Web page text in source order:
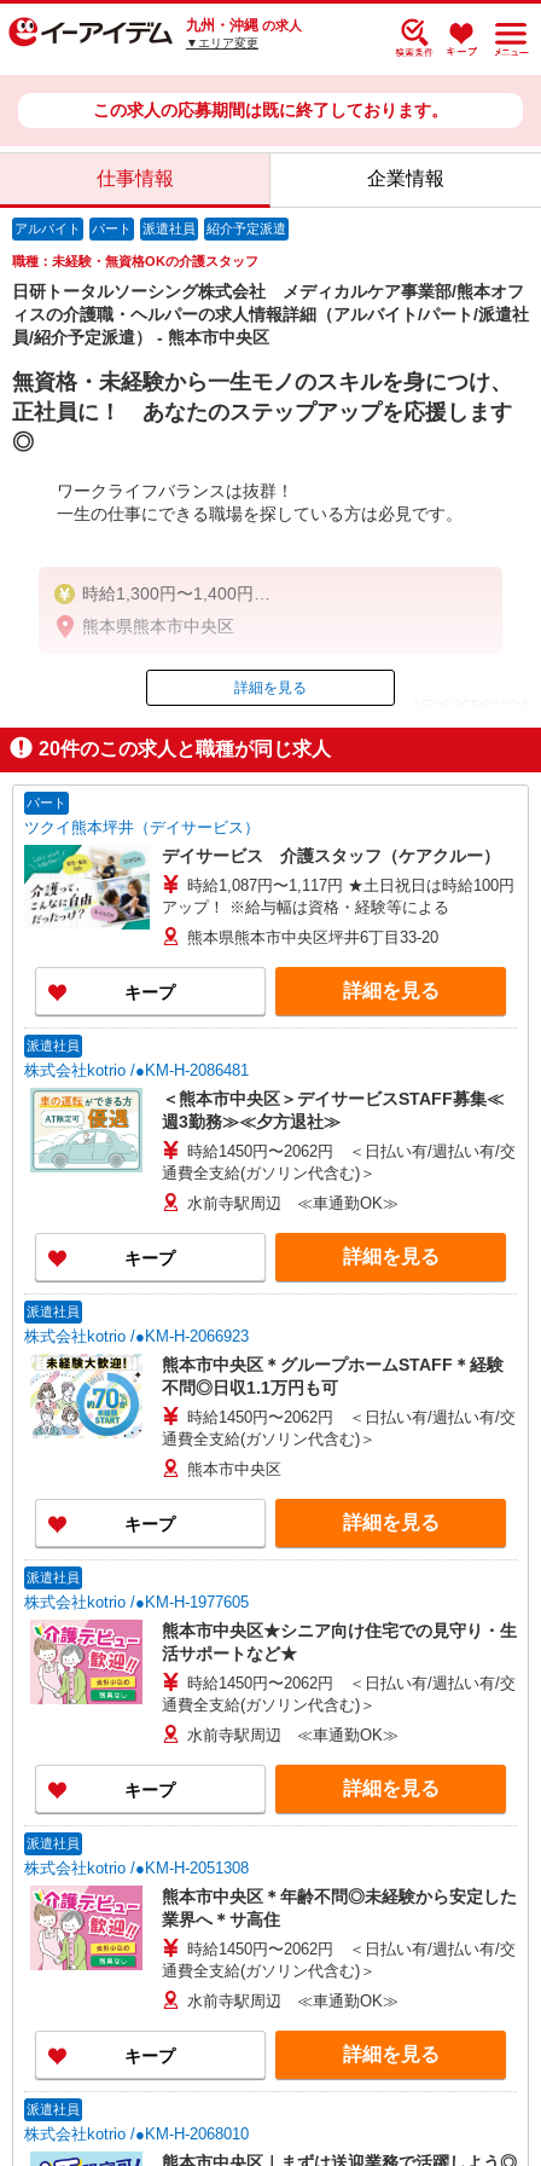
九州・沖縄 の求人
▼エリア変更
この求人の応募期間は既に終了しております。
仕事情報 企業情報
アルバイト パート 派遣社員 紹介予定派遣
職種：未経験・無資格OKの介護スタッフ
日研トータルソーシング株式会社 メディカルケア事業部/熊本オフ
ィスの介護職・ヘルパーの求人情報詳細（アルバイト/パート/派遣社
員/紹介予定派遣） - 熊本市中央区
無資格・未経験から一生モノのスキルを身につけ、
正社員に！ あなたのステップアップを応援します
◎
ワークライフバランスは抜群！
一生の仕事にできる職場を探している方は必見です。
時給1,300円〜1,400円
★週払いOK（規定あり）
熊本県熊本市中央区
ID：AE0526569224
掲載期間終了
詳細を見る
20件のこの求人と職種が同じ求人
パート
ツクイ熊本坪井（デイサービス）
デイサービス 介護スタッフ（ケアクルー）
時給1,087円〜1,117円 ★土日祝日は時給100円
アップ！ ※給与幅は資格・経験等による
熊本県熊本市中央区坪井6丁目33-20
キープ 詳細を見る
派遣社員
株式会社kotrio /●KM-H-2086481
＜熊本市中央区＞デイサービスSTAFF募集≪
週3勤務≫≪夕方退社≫
時給1450円〜2062円 ＜日払い有/週払い有/交
通費全支給(ガソリン代含む)＞
水前寺駅周辺 ≪車通勤OK≫
キープ 詳細を見る
派遣社員
株式会社kotrio /●KM-H-2066923
熊本市中央区＊グループホームSTAFF＊経験
不問◎日収1.1万円も可
時給1450円〜2062円 ＜日払い有/週払い有/交
通費全支給(ガソリン代含む)＞
熊本市中央区
キープ 詳細を見る
派遣社員
株式会社kotrio /●KM-H-1977605
熊本市中央区★シニア向け住宅での見守り・生
活サポートなど★
時給1450円〜2062円 ＜日払い有/週払い有/交
通費全支給(ガソリン代含む)＞
水前寺駅周辺 ≪車通勤OK≫
キープ 詳細を見る
派遣社員
株式会社kotrio /●KM-H-2051308
熊本市中央区＊年齢不問◎未経験から安定した
業界へ＊サ高住
時給1450円〜2062円 ＜日払い有/週払い有/交
通費全支給(ガソリン代含む)＞
水前寺駅周辺 ≪車通勤OK≫
キープ 詳細を見る
派遣社員
株式会社kotrio /●KM-H-2068010